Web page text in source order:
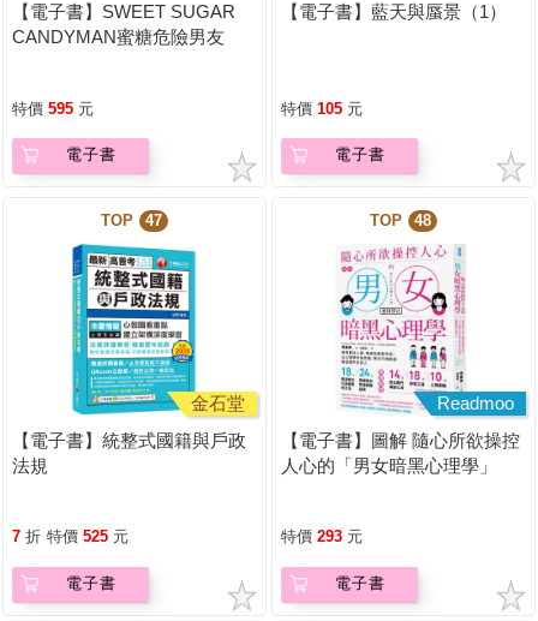
【電子書】SWEET SUGAR
CANDYMAN蜜糖危險男友
特價 595 元
電子書
【電子書】藍天與蜃景（1）
特價 105 元
電子書
TOP 47
金石堂
【電子書】統整式國籍與戶政
法規
7 折 特價 525 元
電子書
TOP 48
Readmoo
【電子書】圖解 隨心所欲操控
人心的「男女暗黑心理學」
特價 293 元
電子書